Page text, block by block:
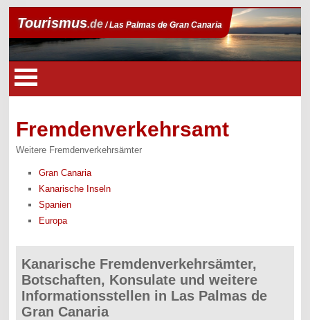
Tourismus.de/ Las Palmas de Gran Canaria
Fremdenverkehrsamt
Weitere Fremdenverkehrsämter
Gran Canaria
Kanarische Inseln
Spanien
Europa
Kanarische Fremdenverkehrsämter,
Botschaften, Konsulate und weitere
Informationsstellen in Las Palmas de
Gran Canaria